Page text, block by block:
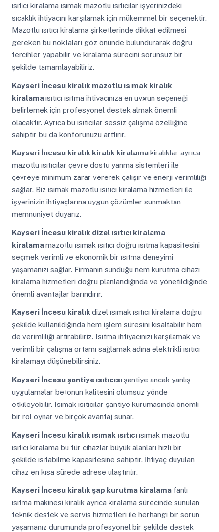
ısıtıcı kiralama ısımak mazotlu ısıtıcılar işyerinizdeki
sıcaklık ihtiyacını karşılamak için mükemmel bir seçenektir.
Mazotlu ısıtıcı kiralama şirketlerinde dikkat edilmesi
gereken bu noktaları göz önünde bulundurarak doğru
tercihler yapabilir ve kiralama sürecini sorunsuz bir
şekilde tamamlayabiliriz.
Kayseri İncesu kiralık mazotlu ısımak kiralık
kiralamaısıtıcı ısıtma ihtiyacınıza en uygun seçeneği
belirlemek için profesyonel destek almak önemli
olacaktır. Ayrıca bu ısıtıcılar sessiz çalışma özelliğine
sahiptir bu da konforunuzu arttırır.
Kayseri İncesu kiralık kiralık kiralamakiralıklar ayrıca
mazotlu ısıtıcılar çevre dostu yanma sistemleri ile
çevreye minimum zarar vererek çalışır ve enerji verimliliği
sağlar. Biz ısımak mazotlu ısıtıcı kiralama hizmetleri ile
işyerinizin ihtiyaçlarına uygun çözümler sunmaktan
memnuniyet duyarız.
Kayseri İncesu kiralık dizel ısıtıcı kiralama
kiralamamazotlu ısımak ısıtıcı doğru ısıtma kapasitesini
seçmek verimli ve ekonomik bir ısıtma deneyimi
yaşamanızı sağlar. Firmanın sunduğu nem kurutma cihazı
kiralama hizmetleri doğru planlandığında ve yönetildiğinde
önemli avantajlar barındırır.
Kayseri İncesu kiralıkdizel ısımak ısıtıcı kiralama doğru
şekilde kullanıldığında hem işlem süresini kısaltabilir hem
de verimliliği artırabiliriz. Isıtma ihtiyacınızı karşılamak ve
verimli bir çalışma ortamı sağlamak adına elektrikli ısıtıcı
kiralamayı düşünebilirsiniz.
Kayseri İncesu şantiye ısıtıcısı şantiye ancak yanlış
uygulamalar betonun kalitesini olumsuz yönde
etkileyebilir. Isımak ısıtıcılar şantiye kurumasında önemli
bir rol oynar ve birçok avantaj sunar.
Kayseri İncesu kiralık ısımak ısıtıcıısımak mazotlu
ısıtıcı kiralama bu tür cihazlar büyük alanları hızlı bir
şekilde ısıtabilme kapasitesine sahiptir. İhtiyaç duyulan
cihaz en kısa sürede adrese ulaştırılır.
Kayseri İncesu kiralık şap kurutma kiralama fanlı
ısıtma makinesi kiralık ayrıca kiralama sürecinde sunulan
teknik destek ve servis hizmetleri ile herhangi bir sorun
yaşamanız durumunda profesyonel bir şekilde destek